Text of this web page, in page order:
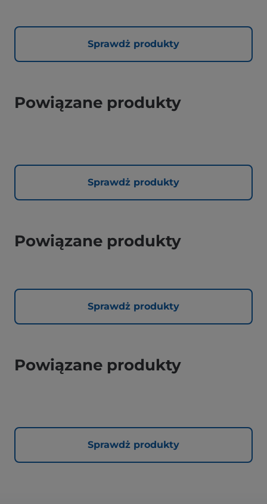
Sprawdż produkty
Powiązane produkty
Sprawdż produkty
Powiązane produkty
Sprawdż produkty
Powiązane produkty
Sprawdż produkty